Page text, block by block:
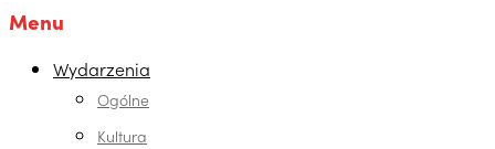
Menu
Wydarzenia
Ogólne
Kultura